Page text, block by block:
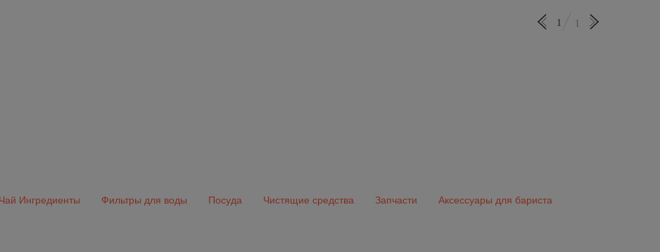
1 1
Ингредиенты Фильтры для воды Посуда Чистящие средства Запчасти Аксессуары для бариста